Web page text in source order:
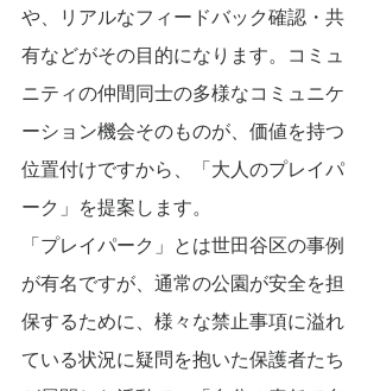
や、リアルなフィードバック確認・共
有などがその目的になります。コミュ
ニティの仲間同士の多様なコミュニケ
ーション機会そのものが、価値を持つ
位置付けですから、「大人のプレイパ
ーク」を提案します。
「プレイパーク」とは世田谷区の事例
が有名ですが、通常の公園が安全を担
保するために、様々な禁止事項に溢れ
ている状況に疑問を抱いた保護者たち